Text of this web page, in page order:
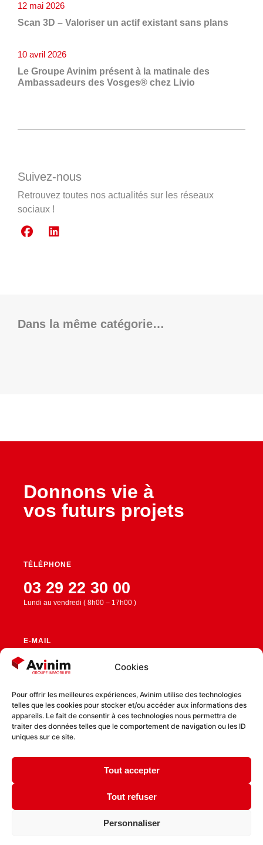
Cookies
Pour offrir les meilleures expériences, Avinim utilise des technologies
telles que les cookies pour stocker et/ou accéder aux informations des
appareils. Le fait de consentir à ces technologies nous permettra de
traiter des données telles que le comportement de navigation ou les ID
uniques sur ce site.
Tout accepter
Tout refuser
Personnaliser
Scan 3D – Valoriser un actif existant sans plans
12 mai 2026
Le Groupe Avinim présent à la matinale des
Ambassadeurs des Vosges® chez Livio
10 avril 2026
Suivez-nous
Retrouvez toutes nos actualités sur les réseaux
sociaux !
Dans la même catégorie…
Donnons vie à
vos futurs projets
TÉLÉPHONE
03 29 22 30 00
Lundi au vendredi ( 8h00 – 17h00 )
E-MAIL
contact@avinim.fr
RESTEZ CONNECTÉ
Politique de cookies